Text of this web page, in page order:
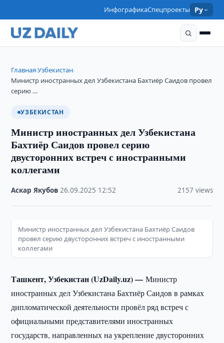
ИнфографикаСпецпроекты Ру
Главная›Узбекистан›
Министр иностранных дел Узбекистана Бахтиёр Саидов провел
серию …
УЗБЕКИСТАН
Министр иностранных дел Узбекистана
Бахтиёр Саидов провел серию
двусторонних встреч с иностранными
коллегами
Аскар Якубов ·26.09.2025 12:52 2157 views
Министр иностранных дел Узбекистана Бахтиёр Саидов
провел серию двусторонних встреч с иностранными
коллегами
Ташкент, Узбекистан (UzDaily.uz) —Министр
иностранных дел Узбекистана Бахтиёр Саидов в рамках
дипломатической деятельности провёл ряд встреч с
официальными представителями иностранных
государств, направленных на укрепление двусторонних